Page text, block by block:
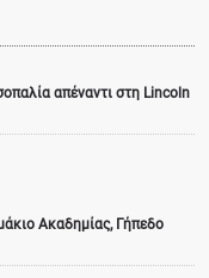
απέναντι στη Lincoln
Ακαδημίας, Γήπεδο